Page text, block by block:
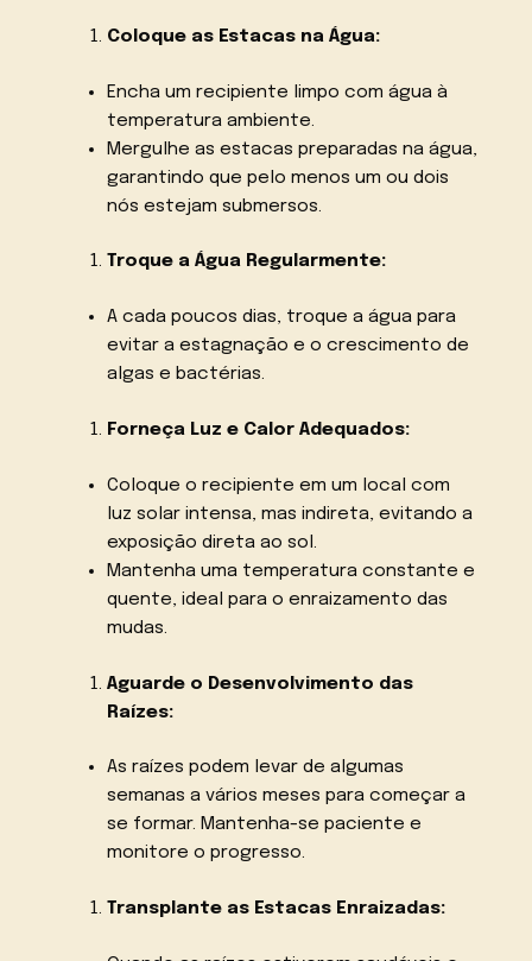
Coloque as Estacas na Água:
Encha um recipiente limpo com água à
temperatura ambiente.
Mergulhe as estacas preparadas na água,
garantindo que pelo menos um ou dois
nós estejam submersos.
Troque a Água Regularmente:
A cada poucos dias, troque a água para
evitar a estagnação e o crescimento de
algas e bactérias.
Forneça Luz e Calor Adequados:
Coloque o recipiente em um local com
luz solar intensa, mas indireta, evitando a
exposição direta ao sol.
Mantenha uma temperatura constante e
quente, ideal para o enraizamento das
mudas.
Aguarde o Desenvolvimento das
Raízes:
As raízes podem levar de algumas
semanas a vários meses para começar a
se formar. Mantenha-se paciente e
monitore o progresso.
Transplante as Estacas Enraizadas: